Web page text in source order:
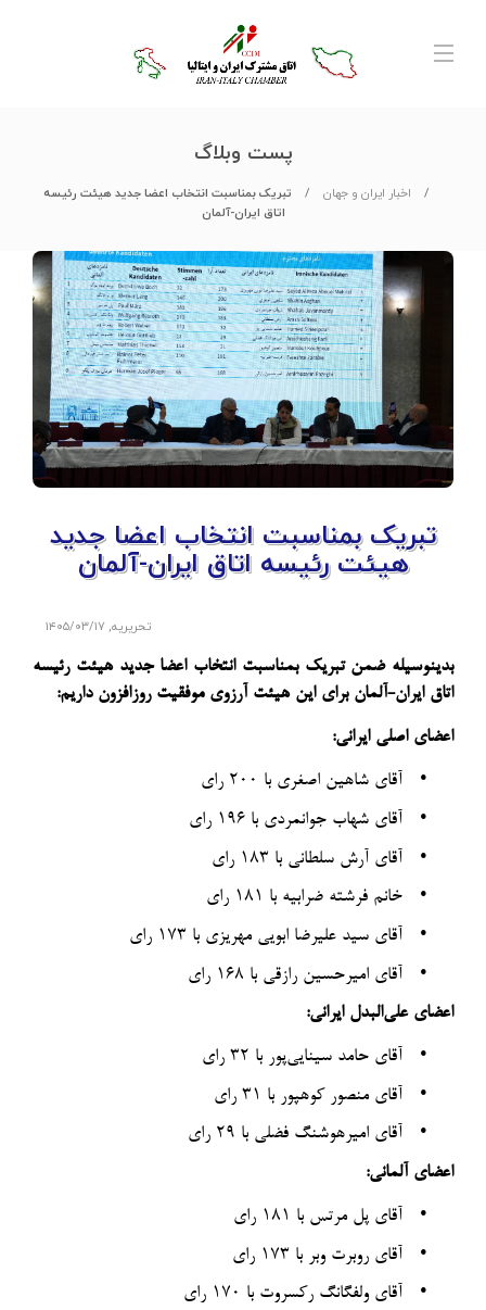
پست وبلاگ
اخبار ایران و جهان
تبریک بمناسبت انتخاب اعضا جدید هیئت رئیسه
اتاق ایران-آلمان
تبریک بمناسبت انتخاب اعضا جدید
هیئت رئیسه اتاق ایران-آلمان
تحریریه,۱۴۰۵/۰۳/۱۷
بدینوسیله ضمن تبریک بمناسبت انتخاب اعضا جدید هیئت رئیسه
اتاق ایران-آلمان برای این هیئت آرزوی موفقیت روزافزون داریم:
اعضای اصلی ایرانی:
• آقای شاهین اصغری با ۲۰۰ رای
• آقای شهاب جوانمردی با ۱۹۶ رای
• آقای آرش سلطانی با ۱۸۳ رای
• خانم فرشته ضرابیه با ۱۸۱ رای
• آقای سید علیرضا ابویی مهریزی با ۱۷۳ رای
•
آقای امیرحسین رازقی با ۱۶۸ رای
اعضای علی‌البدل ایرانی:
• آقای حامد سینایی‌پور با ۳۲ رای
• آقای منصور کوهپور با ۳۱ رای
•
آقای امیرهوشنگ فضلی با ۲۹ رای
اعضای آلمانی:
• آقای پل مرتس با ۱۸۱ رای
• آقای روبرت وبر با ۱۷۳ رای
• آقای ولفگانگ رکسروت با ۱۷۰ رای